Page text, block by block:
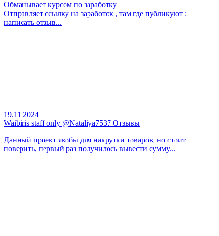
Обманывает курсом по заработку
Отправляет ссылку на заработок , там где публикуют :
написать отзыв...
19.11.2024
Waibiris staff only @Nataliya7537 Отзывы
Данный проект якобы для накрутки товаров, но стоит
поверить, первый раз получилось вывести сумму...